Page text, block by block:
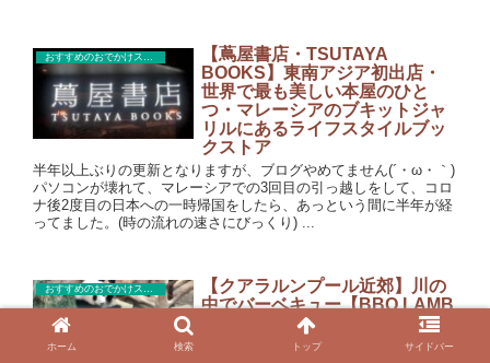
【蔦屋書店・TSUTAYA
BOOKS】東南アジア初出店・
世界で最も美しい本屋のひと
つ・マレーシアのブキットジャ
リルにあるライフスタイルブッ
クストア
半年以上ぶりの更新となりますが、ブログやめてません(´・ω・｀)
パソコンが壊れて、マレーシアでの3回目の引っ越しをして、コロ
ナ後2度目の日本への一時帰国をしたら、あっという間に半年が経
ってました。(時の流れの速さにびっくり) ...
【クアラルンプール近郊】川の
中でバーベキュー【BBQ LAMB
KL Kemensah】とマレーシア
国立動物園②
ホーム 検索 トップ サイドバー